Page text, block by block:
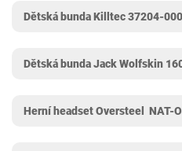
Dětská bunda Killtec 37204-000
Dětská bunda Jack Wolfskin
Herní headset Oversteel ‎ NAT-